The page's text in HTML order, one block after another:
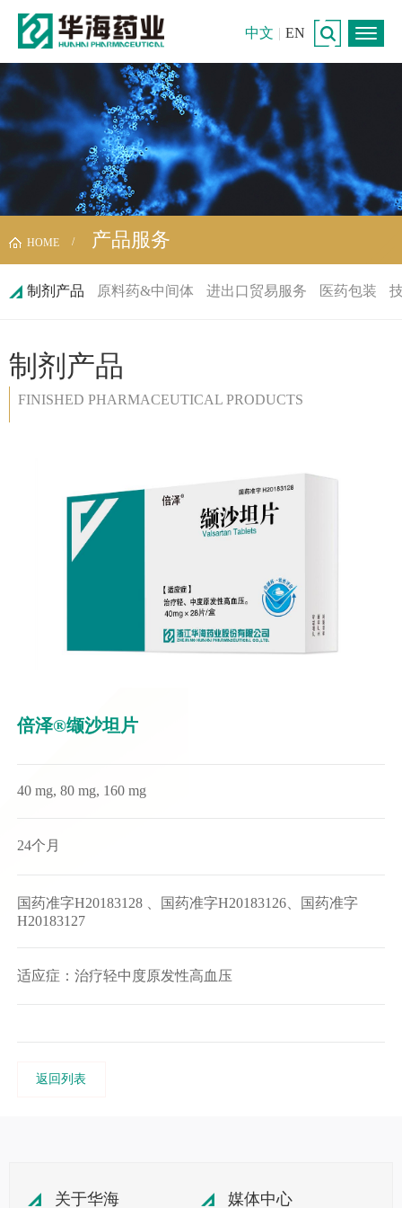
中文 | EN
HOME 产品服务
制剂产品 原料药&中间体 进出口贸易服务 医药包装
制剂产品
FINISHED PHARMACEUTICAL PRODUCTS
倍泽®缬沙坦片
40 mg, 80 mg, 160 mg
24个月
国药准字H20183128 、国药准字H20183126、国药准字
H20183127
适应症：治疗轻中度原发性高血压
返回列表
关于华海 媒体中心